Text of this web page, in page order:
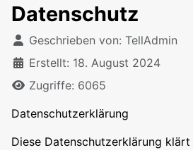
Datenschutz
Details
Geschrieben von: TellAdmin
Erstellt: 18. August 2024
Zugriffe: 6065
Datenschutzerklärung
Diese Datenschutzerklärung